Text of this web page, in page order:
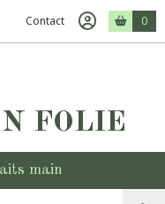
Contact 0
FOLIE
main